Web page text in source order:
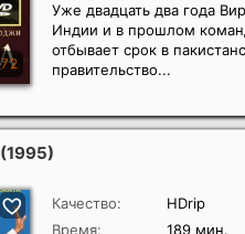
Уже двадцать два года
Индии и в прошлом
отбывает срок в
правительство...
(1995)
Качество:
HDrip
Время:
189 мин.